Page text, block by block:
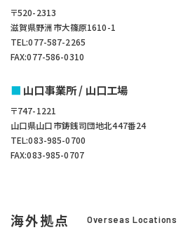
〒520-2313
滋賀県野洲市大篠原1610-1
TEL:077-587-2265
FAX:077-586-0310
山口事業所 / 山口工場
〒747-1221
山口県山口市鋳銭司団地北447番24
TEL:083-985-0700
FAX:083-985-0707
海外拠点 Overseas Locations